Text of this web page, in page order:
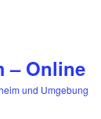
– Online
und Umgebung